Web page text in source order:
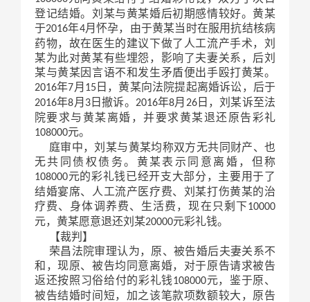
登记结婚。刘某与黄某婚后初期感情较好。黄某
于2016年4月怀孕，由于黄某当时在服用抗结核病
药物，故在医生的建议下做了人工流产手术，刘
某为此对黄某有些埋怨，影响了夫妻关系，后刘
某与黄某因言语不和发生矛盾便出手殴打黄某。
2016年7月 15日，黄某向法院提起离婚诉讼，后于
2016年8月 3日撤诉。 2016年8月 26日，刘某诉至法
院要求与黄某离婚，并要求黄某退还原告彩礼
108000元。
庭审中，刘某与黄某均称双方无共同财产、也
无共同债权债务。黄某表示同意离婚，但称
108000元的彩礼钱已经开支大部分，主要用于了
结婚宴席、人工流产医疗费、刘某打伤黄某的治
疗费、身体调养费、生活费，现在只剩下10000
元，黄某愿意退还刘某20000元彩礼钱。
【裁判】
荣昌法院审理认为，原、被告婚后夫妻关系不
和，现原、被告均同意离婚，对于原告请求被告
返还按照习俗给付的彩礼钱108000元，鉴于原、
被告结婚时间短，加之该笔款项数额较大，原告